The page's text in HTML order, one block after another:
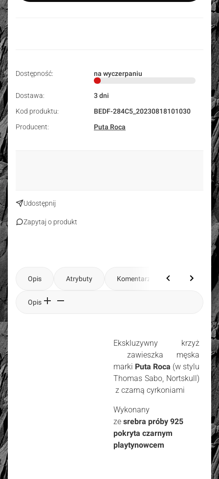
Dostępność: na wyczerpaniu
Dostawa:
3 dni
Kod produktu:
BEDF-284C5_20230818101030
Producent:
Puta Roca
Udostępnij
Zapytaj o produkt
Opis Atrybuty Komentarze
Opis
Ekskluzywny krzyż
zawieszka męska
marki Puta Roca (w stylu
Thomas Sabo, Nortskull)
z czarną cyrkoniami
Wykonany
ze srebra próby 925
pokryta czarnym
playtynowcem